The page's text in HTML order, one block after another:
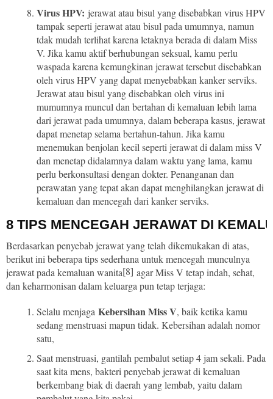
Virus HPV: jerawat atau bisul yang disebabkan virus HPV
tampak seperti jerawat atau bisul pada umumnya, namun
tdak mudah terlihat karena letaknya berada di dalam Miss
V. Jika kamu aktif berhubungan seksual, kamu perlu
waspada karena kemungkinan jerawat tersebut disebabkan
oleh virus HPV yang dapat menyebabkan kanker serviks.
Jerawat atau bisul yang disebabkan oleh virus ini
mumumnya muncul dan bertahan di kemaluan lebih lama
dari jerawat pada umumnya, dalam beberapa kasus, jerawat
dapat menetap selama bertahun-tahun. Jika kamu
menemukan benjolan kecil seperti jerawat di dalam miss V
dan menetap didalamnya dalam waktu yang lama, kamu
perlu berkonsultasi dengan dokter. Penanganan dan
perawatan yang tepat akan dapat menghilangkan jerawat di
kemaluan dan mencegah dari kanker serviks.
8 TIPS MENCEGAH JERAWAT DI
Berdasarkan penyebab jerawat yang telah dikemukakan di atas,
berikut ini beberapa tips sederhana untuk mencegah munculnya
jerawat pada kemaluan wanita[8] agar Miss V tetap indah, sehat,
dan keharmonisan dalam keluarga pun tetap terjaga:
Selalu menjaga Kebersihan Miss V, baik ketika kamu
sedang menstruasi mapun tidak. Kebersihan adalah nomor
satu,
Saat menstruasi, gantilah pembalut setiap 4 jam sekali. Pada
saat kita mens, bakteri penyebab jerawat di kemaluan
berkembang biak di daerah yang lembab, yaitu dalam